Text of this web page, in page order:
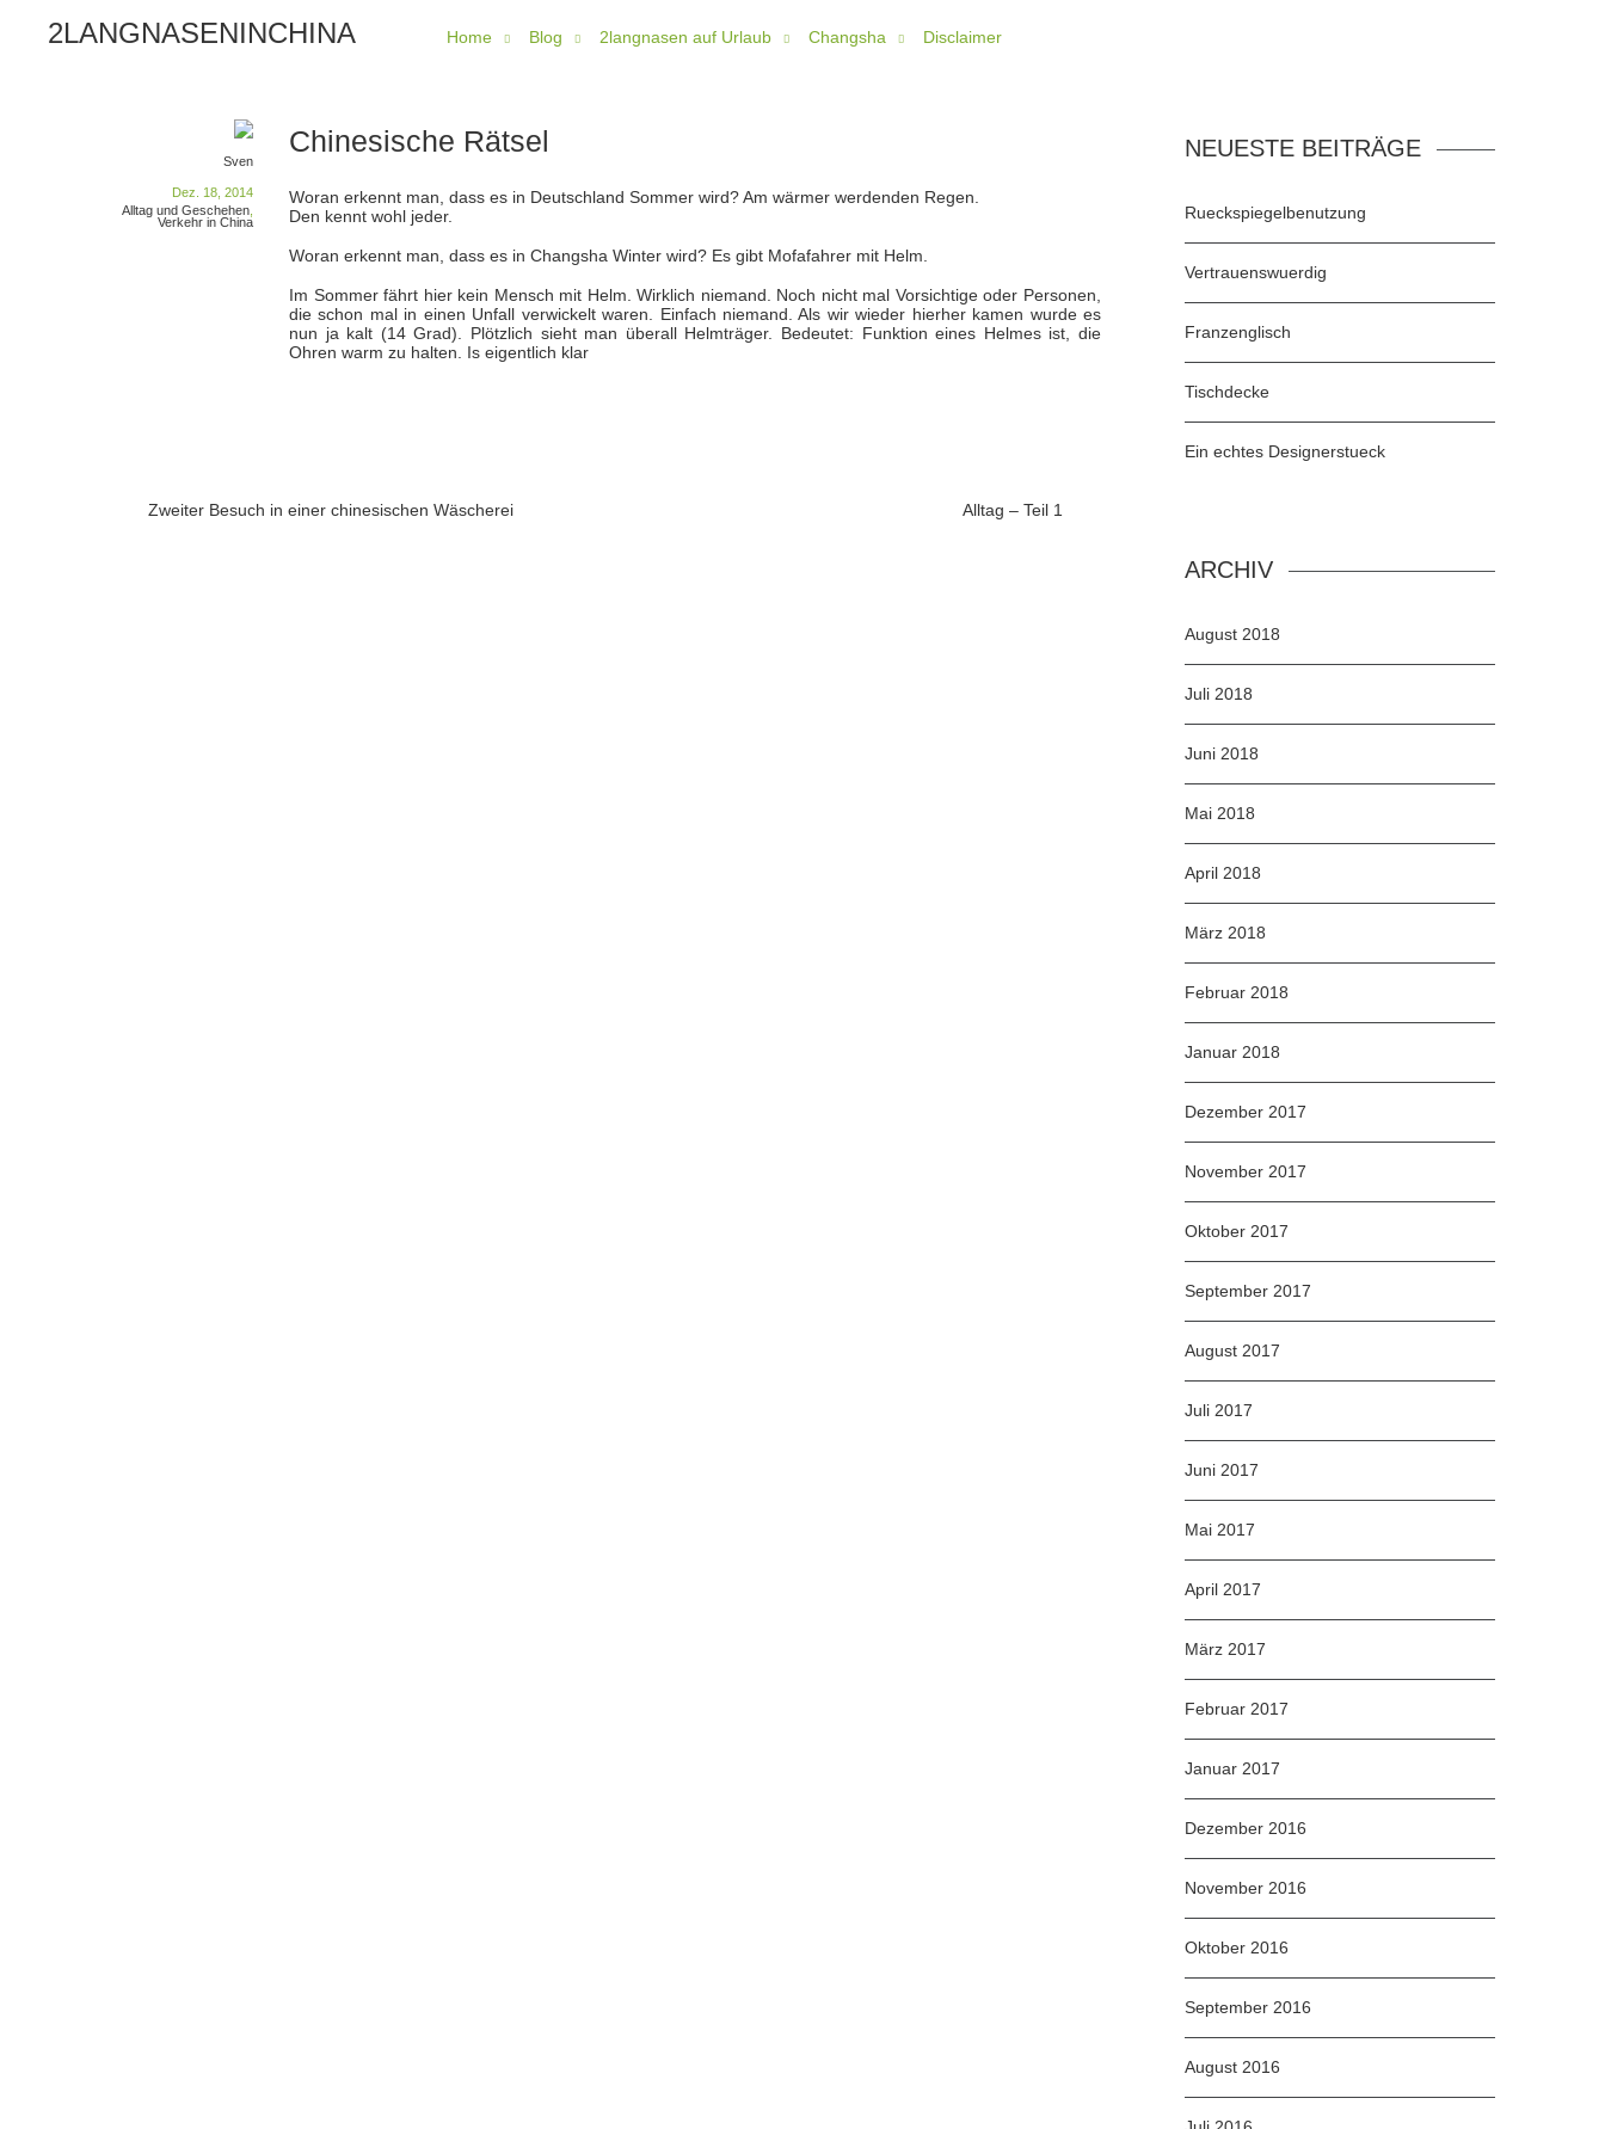
2LANGNASENINCHINA Home Blog 2langnasen auf Urlaub Changsha Disclaimer
Chinesische Rätsel
Sven
Dez. 18, 2014
Alltag und Geschehen,
Verkehr in China
Woran erkennt man, dass es in Deutschland Sommer wird? Am wärmer werdenden Regen.
Den kennt wohl jeder.
Woran erkennt man, dass es in Changsha Winter wird? Es gibt Mofafahrer mit Helm.
Im Sommer fährt hier kein Mensch mit Helm. Wirklich niemand. Noch nicht mal Vorsichtige oder Personen,
die schon mal in einen Unfall verwickelt waren. Einfach niemand. Als wir wieder hierher kamen wurde es
nun ja kalt (14 Grad). Plötzlich sieht man überall Helmträger. Bedeutet: Funktion eines Helmes ist, die
Ohren warm zu halten. Is eigentlich klar
Zweiter Besuch in einer chinesischen Wäscherei Alltag – Teil 1
NEUESTE BEITRÄGE
Rueckspiegelbenutzung
Vertrauenswuerdig
Franzenglisch
Tischdecke
Ein echtes Designerstueck
ARCHIV
August 2018
Juli 2018
Juni 2018
Mai 2018
April 2018
März 2018
Februar 2018
Januar 2018
Dezember 2017
November 2017
Oktober 2017
September 2017
August 2017
Juli 2017
Juni 2017
Mai 2017
April 2017
März 2017
Februar 2017
Januar 2017
Dezember 2016
November 2016
Oktober 2016
September 2016
August 2016